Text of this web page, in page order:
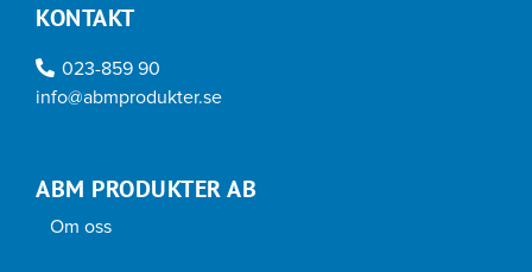
KONTAKT
023-859 90
info@abmprodukter.se
ABM PRODUKTER AB
Om oss